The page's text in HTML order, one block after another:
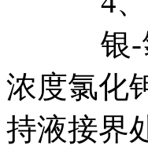
银-氯化
浓度氯化
持液接界